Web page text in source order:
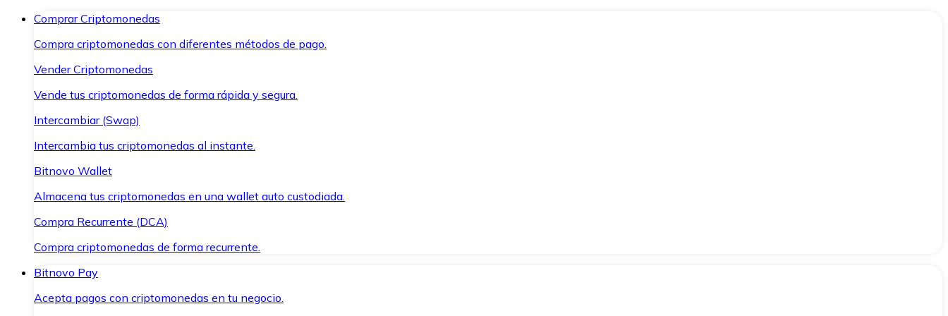
Comprar Criptomonedas
Compra criptomonedas con diferentes métodos de pago.
Vender Criptomonedas
Vende tus criptomonedas de forma rápida y segura.
Intercambiar (Swap)
Intercambia tus criptomonedas al instante.
Bitnovo Wallet
Almacena tus criptomonedas en una wallet auto custodiada.
Compra Recurrente (DCA)
Compra criptomonedas de forma recurrente.
Bitnovo Pay
Acepta pagos con criptomonedas en tu negocio.